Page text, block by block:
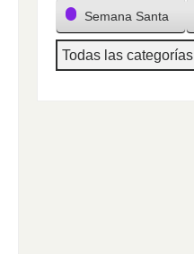
Semana Santa
Todas las categorías